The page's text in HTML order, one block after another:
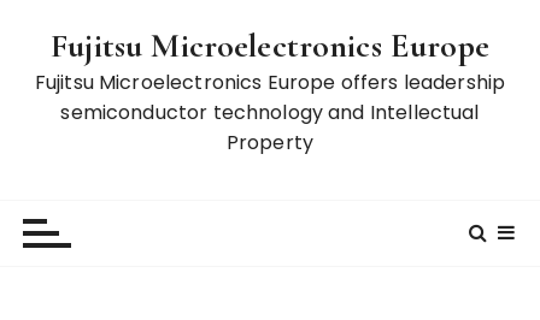
Fujitsu Microelectronics Europe
Fujitsu Microelectronics Europe offers leadership
semiconductor technology and Intellectual
Property